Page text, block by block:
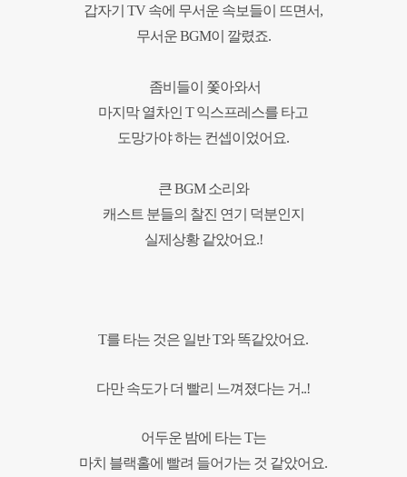
갑자기 TV 속에 무서운 속보들이 뜨면서,
무서운 BGM이 깔렸죠.
좀비들이 쫓아와서
마지막 열차인 T 익스프레스를 타고
도망가야 하는 컨셉이었어요.
큰 BGM 소리와
캐스트 분들의 찰진 연기 덕분인지
실제상황 같았어요.!
T를 타는 것은 일반 T와 똑같았어요.
다만 속도가 더 빨리 느껴졌다는 거..!
어두운 밤에 타는 T는
마치 블랙홀에 빨려 들어가는 것 같았어요.